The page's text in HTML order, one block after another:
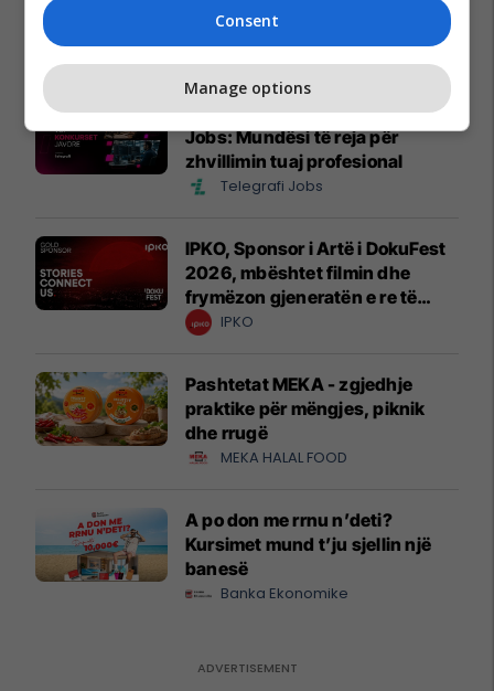
Promo Reklamo këtu
Konkurset e javës në Telegrafi
Jobs: Mundësi të reja për
zhvillimin tuaj profesional
Telegrafi Jobs
IPKO, Sponsor i Artë i DokuFest
2026, mbështet filmin dhe
frymëzon gjeneratën e re të
krijuesve
IPKO
Pashtetat MEKA - zgjedhje
praktike për mëngjes, piknik
dhe rrugë
MEKA HALAL FOOD
A po don me rrnu n’deti?
Kursimet mund t’ju sjellin një
banesë
Banka Ekonomike
Consent
Manage options